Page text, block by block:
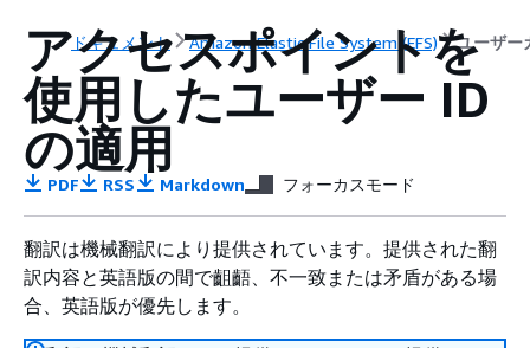
ドキュメント Amazon Elastic File System (EFS) ユーザー
アクセスポイントを
使用したユーザー ID
の適用
PDF RSS Markdown フォーカスモード
翻訳は機械翻訳により提供されています。提供された翻
訳内容と英語版の間で齟齬、不一致または矛盾がある場
合、英語版が優先します。